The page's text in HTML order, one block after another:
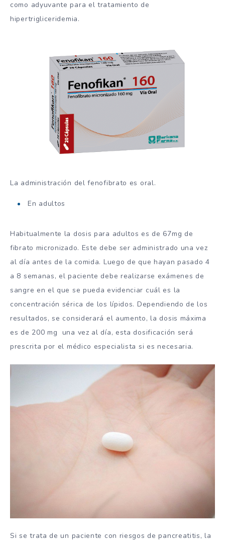
como adyuvante para el tratamiento de
hipertrigliceridemia.
La administración del fenofibrato es oral.
En adultos
Habitualmente la dosis para adultos es de 67mg de
fibrato micronizado. Este debe ser administrado una vez
al día antes de la comida. Luego de que hayan pasado 4
a 8 semanas, el paciente debe realizarse exámenes de
sangre en el que se pueda evidenciar cuál es la
concentración sérica de los lípidos. Dependiendo de los
resultados, se considerará el aumento, la dosis máxima
es de 200 mg una vez al día, esta dosificación será
prescrita por el médico especialista si es necesaria.
Si se trata de un paciente con riesgos de pancreatitis, la